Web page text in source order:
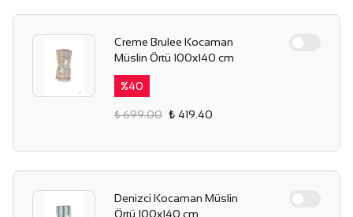
Creme Brulee Kocaman
Müslin Örtü 100x140 cm
%40
₺ 699.00 ₺ 419.40
Denizci Kocaman Müslin
Örtü 100x140 cm